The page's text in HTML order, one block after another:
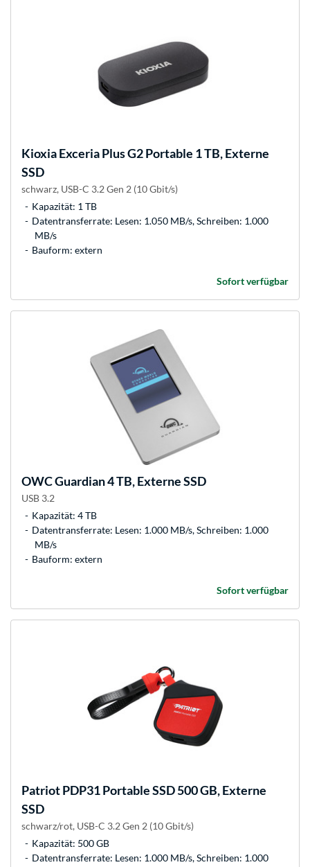
KioxiaExceria Plus G2 Portable 1 TB, Externe
SSD
schwarz, USB-C 3.2 Gen 2 (10 Gbit/s)
Kapazität: 1 TB
Datentransferrate: Lesen: 1.050 MB/s, Schreiben: 1.000
MB/s
Bauform: extern
Sofort verfügbar
OWCGuardian 4 TB, Externe SSD
USB 3.2
Kapazität: 4 TB
Datentransferrate: Lesen: 1.000 MB/s, Schreiben: 1.000
MB/s
Bauform: extern
Sofort verfügbar
PatriotPDP31 Portable SSD 500 GB, Externe
SSD
schwarz/rot, USB-C 3.2 Gen 2 (10 Gbit/s)
Kapazität: 500 GB
Datentransferrate: Lesen: 1.000 MB/s, Schreiben: 1.000